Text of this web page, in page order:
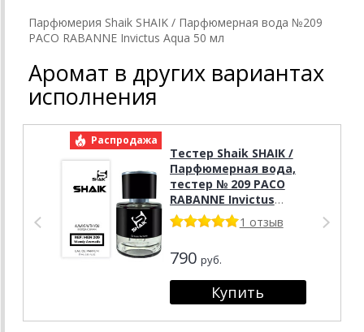
Парфюмерия Shaik SHAIK / Парфюмерная вода №209
PACO RABANNE Invictus Aqua 50 мл
Аромат в других вариантах
исполнения
Распродажа
Тестер Shaik SHAIK /
Парфюмерная вода,
тестер № 209 PACO
RABANNE Invictus
Aqua, 25 мл. Tester
1 отзыв
790 руб.